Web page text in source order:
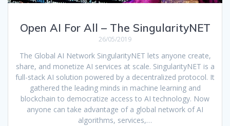
Open AI For All – The SingularityNET
26/05/2019
The Global AI Network SingularityNET lets anyone create,
share, and monetize AI services at scale. SingularityNET is a
full-stack AI solution powered by a decentralized protocol. It
gathered the leading minds in machine learning and
blockchain to democratize access to AI technology. Now
anyone can take advantage of a global network of AI
algorithms, services,…